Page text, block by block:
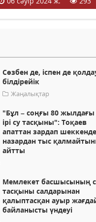
Сөзбен де, іспен де
білдірейік
Жаңалықтар
"Бұл – соңғы 80
ірі су тасқыны": Тоқаев
апаттан зардап
назардан тыс
айтты
Мемлекет басшысының
тасқыны салдарынан
қалыптасқан ауыр
байланысты үндеуі